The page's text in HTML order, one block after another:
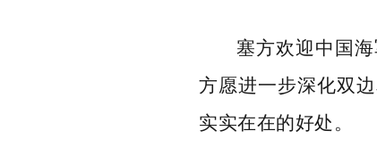
塞方欢迎中国
方愿进一步深化双
实实在在的好处。